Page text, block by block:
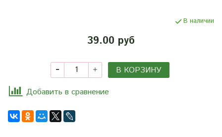
В наличии
39.00 руб
В КОРЗИНУ
Добавить в сравнение